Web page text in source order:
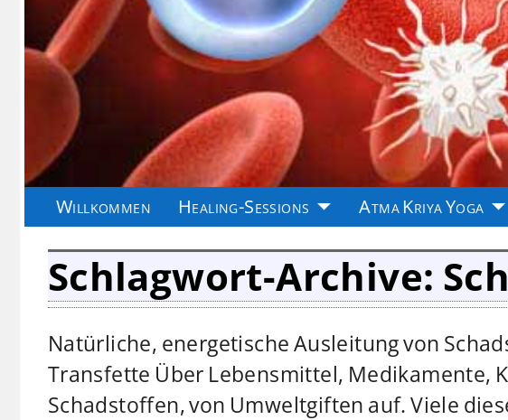
Willkommen Healing-Sessions Atma Kriya Yoga
Schlagwort-Archive:
Natürliche, energetische Ausleitung von
Transfette Über Lebensmittel, Medikamente,
Schadstoffen, von Umweltgiften auf. Viele